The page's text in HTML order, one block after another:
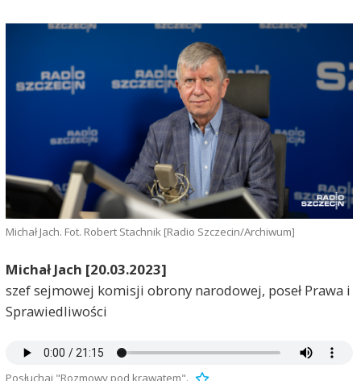
Michał Jach. Fot. Robert Stachnik [Radio Szczecin/Archiwum]
Michał Jach [20.03.2023]
szef sejmowej komisji obrony narodowej, poseł Prawa i
Sprawiedliwości
Posłuchaj "Rozmowy pod krawatem".